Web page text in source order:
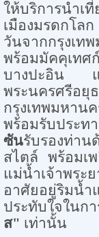
ให้บริการนำเ
เมืองมรดกโลก
วันจากกรุงเท
พร้อมมัคคุเ
บางปะอิน แ
พระนครศรี
กรุงเทพมหา
พร้อมรับประท
ซันรับรองท่าน
สไตล์ พร้อมเ
แม่น้ำเจ้าพระ
อาศัยอยู่ริมน้
ประทับใจในก
ส" เท่านั้น